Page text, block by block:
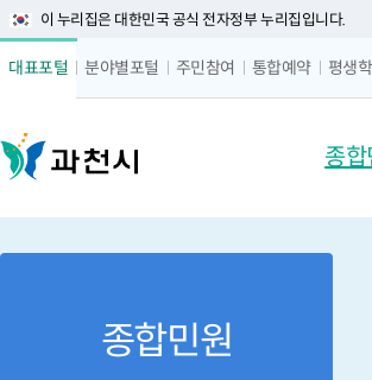
이 누리집은 대한민국 공식 전자정부 누리집입니다.
대표포털 분야별포털 주민참여 통합예약 평생
메뉴 구성
종
종합민원